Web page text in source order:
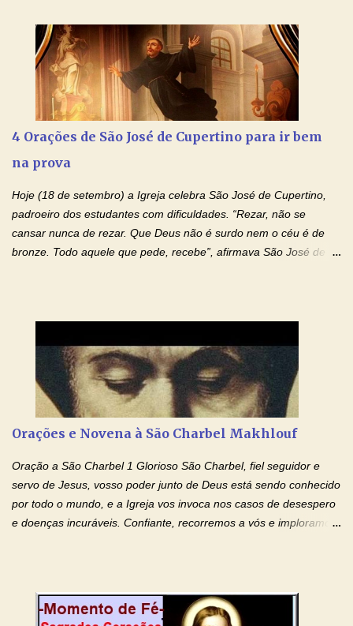
Ágape de nosso Pai Santo - Jesus - te curar, deixe nossa
Mãezinha do Céu - Maria - te proteger com Seu divino manto.
Não desista, Jesus irá curar todas suas feridas, Creia! Adriana-
Devoção e Fé Oração de Libertação das Drogas (São Miguel
Arcanjo) "Senhor, Pai Eterno, em Nome de Teu Filho Jesus,
Nosso Senhor Jesus Cristo, concedei a vida a todos aqueles que
se encontram encarcerados em um vício, escravos de alguma
droga. Senhor, Pai Poderoso e cheio de Misericórdia, na
drogas, c...
4 Orações de São José de Cupertino para ir bem
na prova
Hoje (18 de setembro) a Igreja celebra São José de Cupertino,
padroeiro dos estudantes com dificuldades. “Rezar, não se
cansar nunca de rezar. Que Deus não é surdo nem o céu é de
bronze. Todo aquele que pede, recebe”, afirmava São José de
mim o teu fervor, a tua sabedoria e a tua fé. Mostra tua bondade,
ajudando-me e eu me esforçarei para imitar tuas virtudes.
Glória… Amável protetor meu, o estudo geralmente é difícil, duro
e entediante para mim. Tu podes deixar tudo isso mais fácil e
agradável. Espera somente meu chamado. Eu te prometo um
esforço maior em meus estudos e uma vida mais digna de tua
santidade. Glória… Deus, que quiseste atrair tudo a teu unigênito
Filho, que foi crucificado, permite que, pelos méritos e exemplos
de te...
Orações e Novena à São Charbel Makhlouf
Oração a São Charbel 1 Glorioso São Charbel, fiel seguidor e
servo de Jesus, vosso poder junto de Deus está sendo conhecido
por todo o mundo, e a Igreja vos invoca nos casos de desespero
e doenças incuráveis. Confiante, recorremos a vós e imploramos
Queremos sempre lembrar-nos deste favor, da vossa intercessão
e invocar-vos como nosso patrono, para maior glória de Deus e o